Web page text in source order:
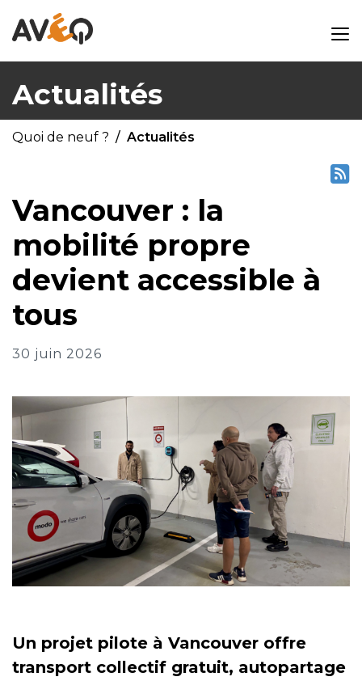
Actualités
Quoi de neuf ? Actualités
Vancouver : la
mobilité propre
devient accessible à
tous
30 juin 2026
Un projet pilote à Vancouver offre
transport collectif gratuit, autopartage